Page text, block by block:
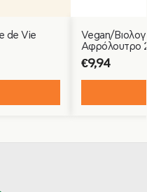
de Vie
Vegan/
Αφρόλουτρο
€9,94